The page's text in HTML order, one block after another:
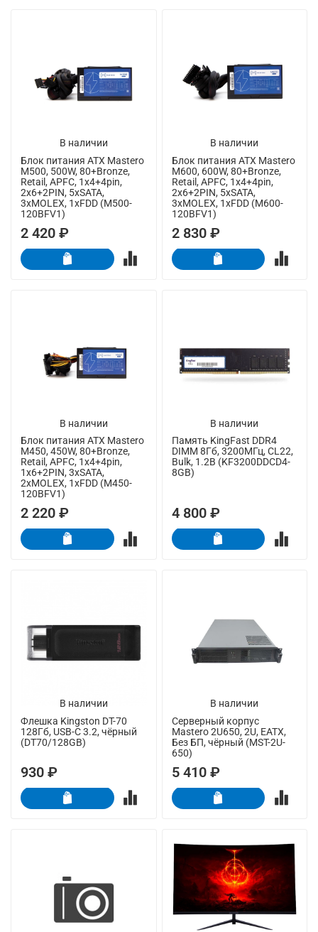
В наличии
Блок питания ATX Mastero
M500, 500W, 80+Bronze,
Retail, APFC, 1x4+4pin,
2x6+2PIN, 5xSATA,
3xMOLEX, 1xFDD (M500-
120BFV1)
2 420 ₽
В наличии
Блок питания ATX Mastero
M600, 600W, 80+Bronze,
Retail, APFC, 1x4+4pin,
2x6+2PIN, 5xSATA,
3xMOLEX, 1xFDD (M600-
120BFV1)
2 830 ₽
В наличии
Блок питания ATX Mastero
M450, 450W, 80+Bronze,
Retail, APFC, 1x4+4pin,
1x6+2PIN, 3xSATA,
2xMOLEX, 1xFDD (M450-
120BFV1)
2 220 ₽
В наличии
Память KingFast DDR4
DIMM 8Гб, 3200МГц, CL22,
Bulk, 1.2В (KF3200DDCD4-
8GB)
4 800 ₽
В наличии
Флешка Kingston DT-70
128Гб, USB-C 3.2, чёрный
(DT70/128GB)
930 ₽
В наличии
Серверный корпус
Mastero 2U650, 2U, EATX,
Без БП, чёрный (MST-2U-
650)
5 410 ₽